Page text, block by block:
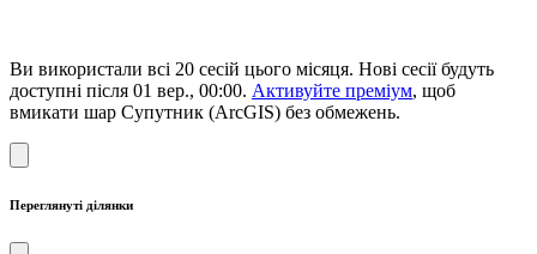
Ви використали всі 20 сесій цього місяця. Нові сесії будуть
доступні після 01 вер., 00:00. Активуйте преміум, щоб
вмикати шар Супутник (ArcGIS) без обмежень.
Переглянуті ділянки